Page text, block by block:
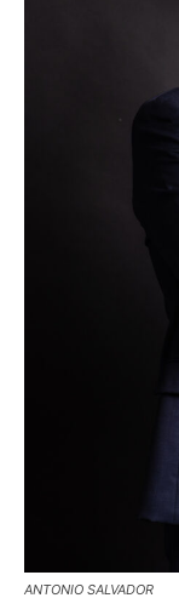
ANTONIO SALVADOR